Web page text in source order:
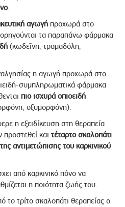
.
αγωγή προχωρά στο
τα παραπάνω φάρμακα
(κωδεΐνη, τραμαδόλη,
η αγωγή προχωρά στο
συμπληρωματικά φάρμακα
πιο ισχυρά οπιοειδή
οξυμορφόνη).
η εξειδίκευση στη θεραπεία
προστεθεί και τέταρτο σκαλοπάτι
αντιμετώπισης του καρκινικού
από καρκινικό πόνο να
η ποιότητα ζωής του.
το τρίτο σκαλοπάτι θεραπείας ο